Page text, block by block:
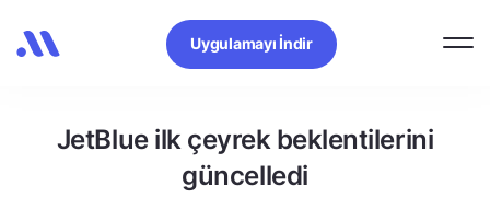
Uygulamayı İndir
JetBlue ilk çeyrek beklentilerini
güncelledi